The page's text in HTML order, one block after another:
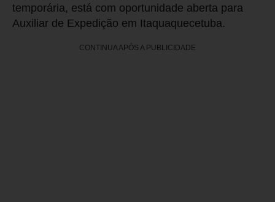
temporária, está com oportunidade aberta para
Auxiliar de Expedição em Itaquaquecetuba.
CONTINUA APÓS A PUBLICIDADE